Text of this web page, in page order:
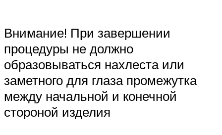
Внимание! При завершении
процедуры не должно
образовываться нахлеста или
заметного для глаза промежутка
между начальной и конечной
стороной изделия